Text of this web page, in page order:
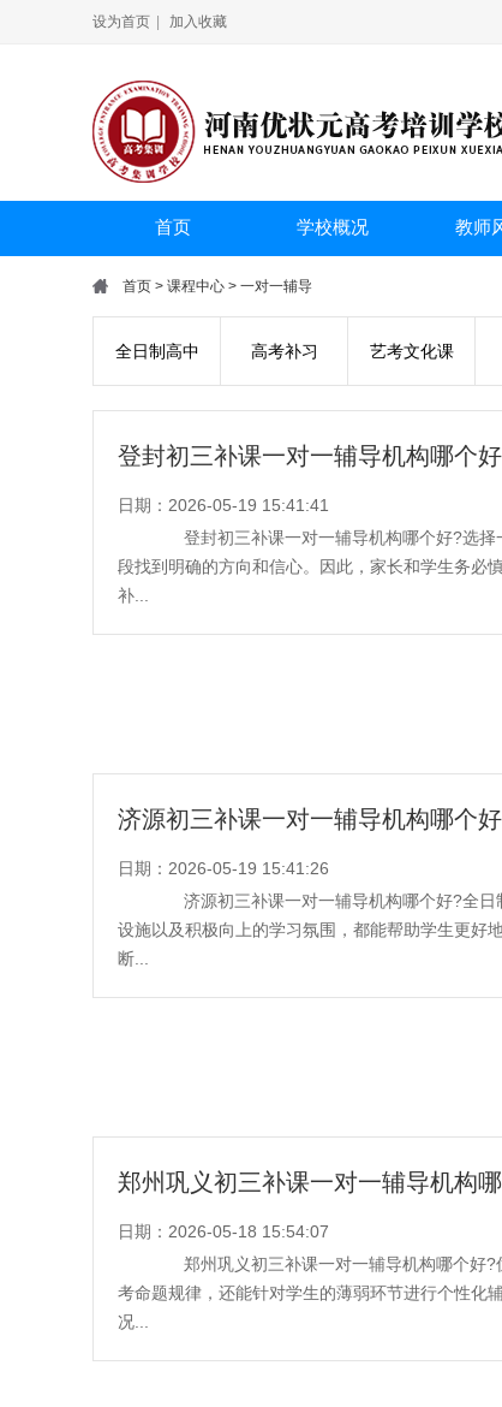
设为首页 加入收藏
首页 学校概况 教师
首页 > 课程中心 > 一对一辅导
全日制高中 高考补习 艺考文化课
登封初三补课一对一辅导机构哪个好
日期：2026-05-19 15:41:41
登封初三补课一对一辅导机构哪个好?选择
段找到明确的方向和信心。因此，家长和学生务必
补...
济源初三补课一对一辅导机构哪个好
日期：2026-05-19 15:41:26
济源初三补课一对一辅导机构哪个好?全日
设施以及积极向上的学习氛围，都能帮助学生更好
断...
郑州巩义初三补课一对一辅导机构
日期：2026-05-18 15:54:07
郑州巩义初三补课一对一辅导机构哪个好?
考命题规律，还能针对学生的薄弱环节进行个性化
况...